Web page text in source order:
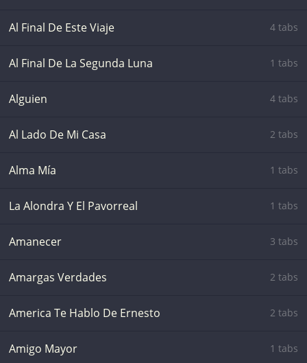
Al Final De Este Viaje 4 tabs
Al Final De La Segunda Luna 1 tabs
Alguien 4 tabs
Al Lado De Mi Casa 2 tabs
Alma Mía 1 tabs
La Alondra Y El Pavorreal 1 tabs
Amanecer 3 tabs
Amargas Verdades 2 tabs
America Te Hablo De Ernesto 2 tabs
Amigo Mayor 1 tabs